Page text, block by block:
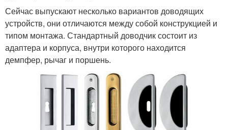
Сейчас выпускают несколько вариантов доводящих
устройств, они отличаются между собой конструкцией и
типом монтажа. Стандартный доводчик состоит из
адаптера и корпуса, внутри которого находится
демпфер, рычаг и поршень.